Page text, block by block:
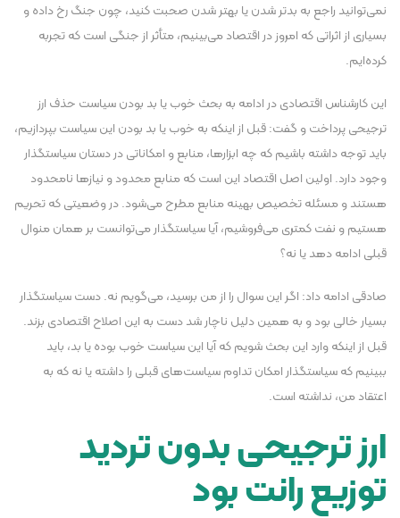
نمی‌توانید راجع به بدتر شدن یا بهتر شدن صحبت کنید، چون جنگ رخ داده و
بسیاری از اثراتی که امروز در اقتصاد می‌بینیم، متأثر از جنگی است که تجربه
کرده‌ایم.
این کارشناس اقتصادی در ادامه به بحث خوب یا بد بودن سیاست حذف ارز
ترجیحی پرداخت و گفت: قبل از اینکه به خوب یا بد بودن این سیاست بپردازیم،
باید توجه داشته باشیم که چه ابزارها، منابع و امکاناتی در دستان سیاستگذار
وجود دارد. اولین اصل اقتصاد این است که منابع محدود و نیازها نامحدود
هستند و مسئله تخصیص بهینه منابع مطرح می‌شود. در وضعیتی که تحریم
هستیم و نفت کمتری می‌فروشیم، آیا سیاستگذار می‌توانست بر همان منوال
قبلی ادامه دهد یا نه؟
صادقی ادامه داد: اگر این سوال را از من برسید، می‌گویم نه. دست سیاستگذار
بسیار خالی بود و به همین دلیل ناچار شد دست به این اصلاح اقتصادی بزند.
قبل از اینکه وارد این بحث شویم که آیا این سیاست خوب بوده یا بد، باید
ببینیم که سیاستگذار امکان تداوم سیاست‌های قبلی را داشته یا نه که به
اعتقاد من، نداشته است.
ارز ترجیحی بدون تردید
توزیع رانت بود